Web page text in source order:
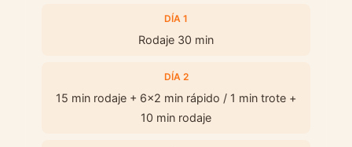
DÍA 1
Rodaje 30 min
DÍA 2
15 min rodaje + 6x2 min rápido / 1 min trote +
10 min rodaje